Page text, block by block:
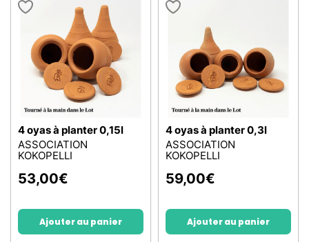
4 oyas à planter 0,15l
ASSOCIATION
KOKOPELLI
53,00€
Ajouter au panier
4 oyas à planter 0,3l
ASSOCIATION
KOKOPELLI
59,00€
Ajouter au panier